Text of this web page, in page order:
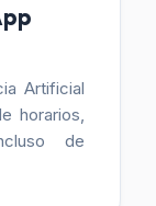
Artificial
horarios,
de